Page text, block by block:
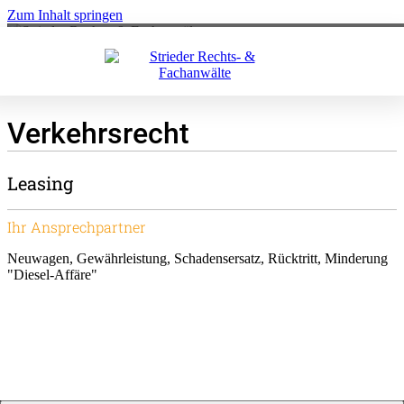
Zum Inhalt springen
Verkehrsrecht
Leasing
Ihr Ansprechpartner
Neuwagen, Gewährleistung, Schadensersatz, Rücktritt, Minderung
"Diesel-Affäre"